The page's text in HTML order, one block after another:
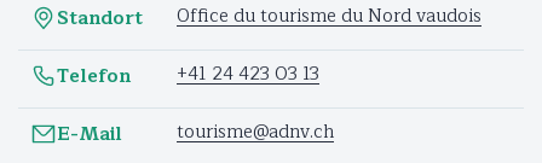
Standort
Office du tourisme du Nord vaudois
Telefon
+41 24 423 03 13
E-Mail
tourisme@adnv.ch